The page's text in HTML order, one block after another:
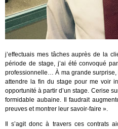
j’effectuais mes tâches auprès de la
période de stage, j’ai été convoqué
professionnelle… À ma grande surprise,
attendre la fin du stage pour me voir
opportunité à partir d’un stage. Cerise
formidable aubaine. Il faudrait
preuves et montrer leur savoir-faire ».
Il s’agit donc à travers ces contrats